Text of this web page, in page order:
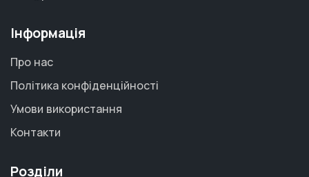
Інформація
Про нас
Політика конфіденційності
Умови використання
Контакти
Розділи